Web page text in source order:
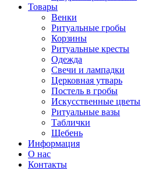
Товары
Венки
Ритуальные гробы
Корзины
Ритуальные кресты
Одежда
Свечи и лампадки
Церковная утварь
Постель в гробы
Искусственные цветы
Ритуальные вазы
Таблички
Щебень
Информация
О нас
Контакты